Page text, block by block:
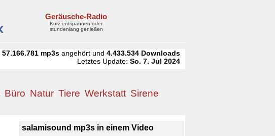
Geräusche-Radio
Kurz entspannen oder
stundenlang genießen
57.166.781 mp3s angehört und4.433.534 Downloads
Letztes Update:So. 7. Jul 2024
Büro Natur Tiere Werkstatt Sirene
salamisound mp3s in einem Video